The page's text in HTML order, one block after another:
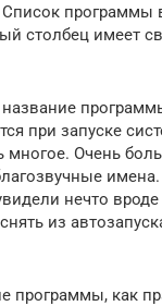
программы
столбец имеет
название
при запуске
многое. Очень
нечто вроде
из
программы, как